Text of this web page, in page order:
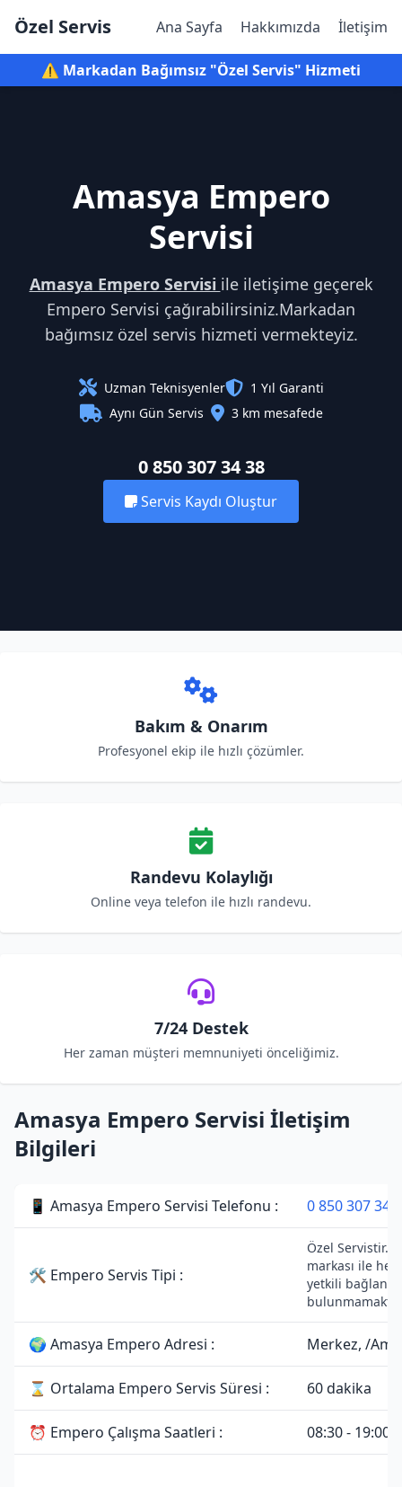
Özel Servis Ana Sayfa Hakkımızda İletişim
⚠️ Markadan Bağımsız "Özel Servis" Hizmeti
Amasya Empero
Servisi
Amasya Empero Servisi ile iletişime geçerek
Empero Servisi çağırabilirsiniz.Markadan
bağımsız özel servis hizmeti vermekteyiz.
Uzman Teknisyenler
1 Yıl Garanti
Aynı Gün Servis
3 km mesafede
0 850 307 34 38
Servis Kaydı Oluştur
Bakım & Onarım
Profesyonel ekip ile hızlı çözümler.
Randevu Kolaylığı
Online veya telefon ile hızlı randevu.
7/24 Destek
Her zaman müşteri memnuniyeti önceliğimiz.
Amasya Empero Servisi İletişim
Bilgileri
📱 Amasya Empero Servisi Telefonu : 0 850 307 34
🛠 Empero Servis Tipi :
Özel Servistir.
markası ile
yetkili
🌍 Amasya Empero Adresi : Merkez, /
⌛ Ortalama Empero Servis Süresi : 60 dakika
⏰ Empero Çalışma Saatleri : 08:30 - 19:00